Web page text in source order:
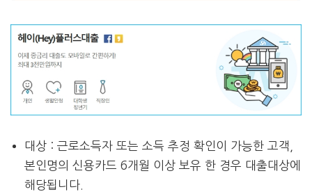
대상 : 근로소득자 또는 소득 추정 확인이 가능한 고객,
본인명의 신용카드 6개월 이상 보유 한 경우 대출대상에
해당됩니다.